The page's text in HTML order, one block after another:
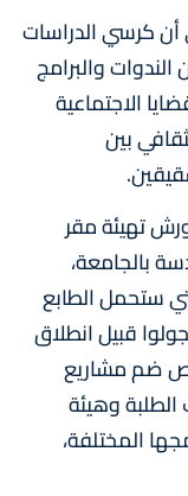
أن كرسي الدراسات
والبرامج
الاجتماعية
بين
تهيئة مقر
بالجامعة،
ستحمل الطابع
قبيل انطلاق
ضم مشاريع
وهيئة
المختلفة،